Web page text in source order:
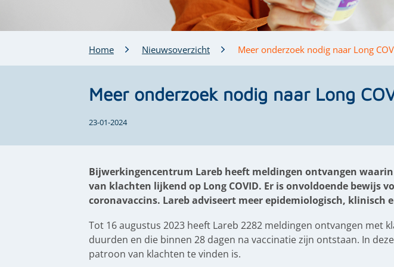
Home Nieuwsoverzicht Meer onderzoek nodig naar Long
Meer onderzoek nodig naar Long
23-01-2024
Bijwerkingencentrum Lareb heeft meldingen ontvangen
van klachten lijkend op Long COVID. Er is onvoldoende bewijs
coronavaccins. Lareb adviseert meer epidemiologisch, klinisch
Tot 16 augustus 2023 heeft Lareb 2282 meldingen ontvangen met
duurden en die binnen 28 dagen na vaccinatie zijn ontstaan. In
patroon van klachten te vinden is.